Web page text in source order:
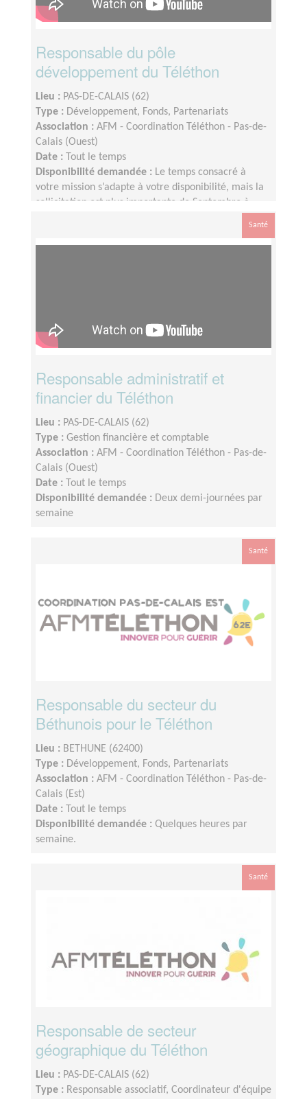
Responsable du pôle
développement du Téléthon
Lieu : PAS-DE-CALAIS (62)
Type : Développement, Fonds, Partenariats
Association : AFM - Coordination Téléthon - Pas-de-
Calais (Ouest)
Date :
Tout le temps
Disponibilité demandée : Le temps consacré à
votre mission s’adapte à votre disponibilité, mais la
sollicitation est plus importante de Septembre à
Santé
Responsable administratif et
financier du Téléthon
Lieu : PAS-DE-CALAIS (62)
Type : Gestion financière et comptable
Association : AFM - Coordination Téléthon - Pas-de-
Calais (Ouest)
Date :
Tout le temps
Disponibilité demandée : Deux demi-journées par
semaine
Santé
Responsable du secteur du
Béthunois pour le Téléthon
Lieu : BETHUNE (62400)
Type : Développement, Fonds, Partenariats
Association : AFM - Coordination Téléthon - Pas-de-
Calais (Est)
Date :
Tout le temps
Disponibilité demandée : Quelques heures par
semaine.
Santé
Responsable de secteur
géographique du Téléthon
Lieu : PAS-DE-CALAIS (62)
Type : Responsable associatif, Coordinateur d'équipe